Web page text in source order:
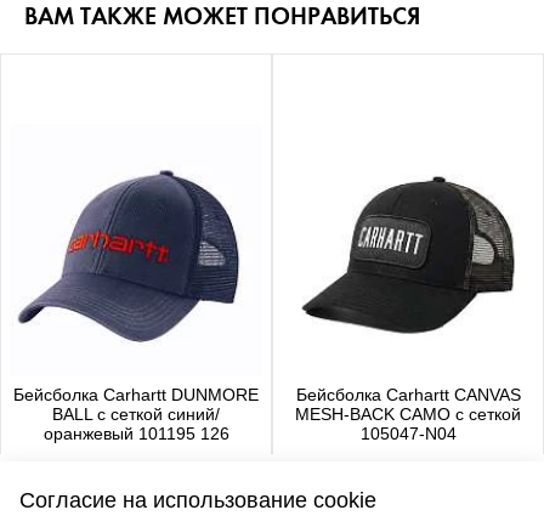
ВАМ ТАКЖЕ МОЖЕТ ПОНРАВИТЬСЯ
Бейсболка Carhartt DUNMORE
BALL с сеткой синий/
оранжевый 101195 126
Бейсболка Carhartt CANVAS
MESH-BACK CAMO с сеткой
105047-N04
Согласие на использование cookie